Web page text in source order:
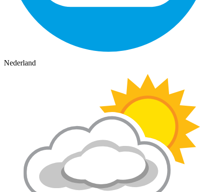
Nederland